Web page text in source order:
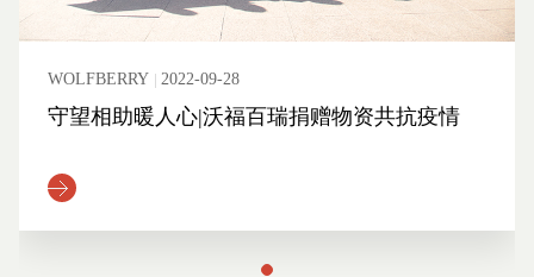
WOLFBERRY 2022-09-28
守望相助暖人心|沃福百瑞捐赠物资共抗疫情